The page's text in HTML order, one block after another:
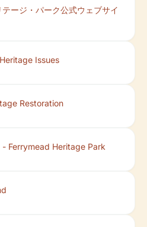
ージ・パーク公式ウェブサイ
Issues
Restoration
Ferrymead Heritage Park